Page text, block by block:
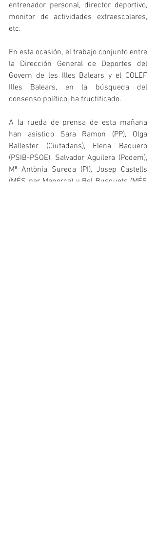
entrenador personal, director deportivo,
monitor de actividades extraescolares,
etc.
En esta ocasión, el trabajo conjunto entre
la Dirección General de Deportes del
Govern de les Illes Balears y el COLEF
Illes Balears, en la búsqueda del
consenso político, ha fructificado.
A la rueda de prensa de esta mañana
han asistido Sara Ramon (PP), Olga
Ballester (Ciutadans), Elena Baquero
(PSIB-PSOE), Salvador Aguilera (Podem),
Mª Antònia Sureda (PI), Josep Castells
(MÉS per Menorca) y Bel Busquets (MÉS